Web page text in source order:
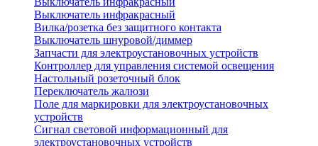
Выключатель инфракрасный
Вилка/розетка без защитного контакта
Выключатель шнуровой/диммер
Запчасти для электроустановочных устройств
Контроллер для управления системой освещения
Настольный розеточный блок
Переключатель жалюзи
Поле для маркировки для электроустановочных
устройств
Сигнал световой информационный для
электроустановочных устройств